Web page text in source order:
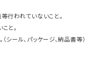
行われていないこと。
と。
シール、パッケージ、納品書等）